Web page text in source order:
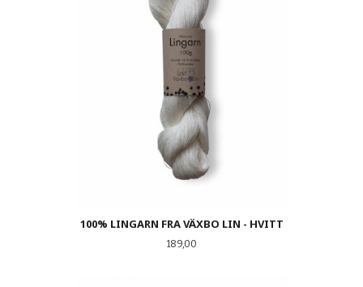
100% LINGARN FRA VÄXBO LIN - HVITT
Pris
189,00